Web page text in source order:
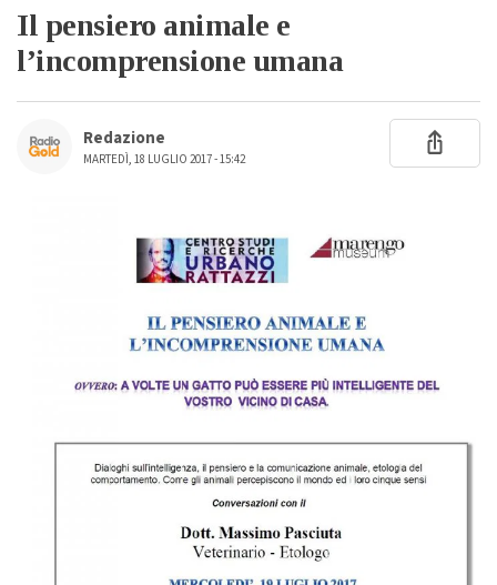
Il pensiero animale e
l’incomprensione umana
Redazione
MARTEDÌ, 18 LUGLIO 2017 - 15:42